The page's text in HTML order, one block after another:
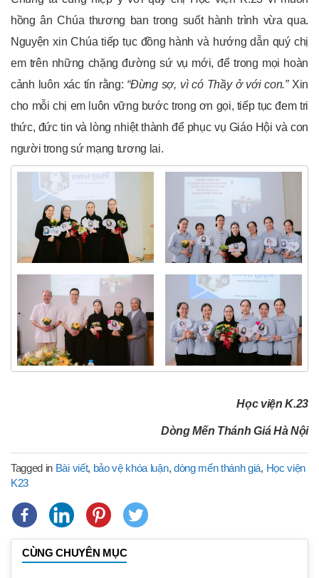
hồng ân Chúa thương ban trong suốt hành trình vừa qua.
Nguyện xin Chúa tiếp tục đồng hành và hướng dẫn quý chị
em trên những chặng đường sứ vụ mới, để trong mọi hoàn
cảnh luôn xác tín rằng: “Đừng sợ, vì có Thầy ở với con.” Xin
cho mỗi chị em luôn vững bước trong ơn gọi, tiếp tục đem tri
thức, đức tin và lòng nhiệt thành để phục vụ Giáo Hội và con
người trong sứ mạng tương lai.
Học viện K.23
Dòng Mến Thánh Giá Hà Nội
Tagged in Bài viết, bảo vệ khóa luận, dòng mến thánh giá, Học viện
K23
CÙNG CHUYÊN MỤC